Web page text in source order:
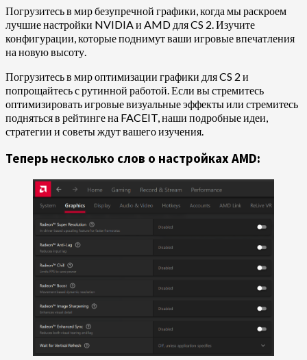
Погрузитесь в мир безупречной графики, когда мы раскроем
лучшие настройки NVIDIA и AMD для CS 2. Изучите
конфигурации, которые поднимут ваши игровые впечатления
на новую высоту.
Погрузитесь в мир оптимизации графики для CS 2 и
попрощайтесь с рутинной работой. Если вы стремитесь
оптимизировать игровые визуальные эффекты или стремитесь
подняться в рейтинге на FACEIT, наши подробные идеи,
стратегии и советы ждут вашего изучения.
Теперь несколько слов о настройках AMD: